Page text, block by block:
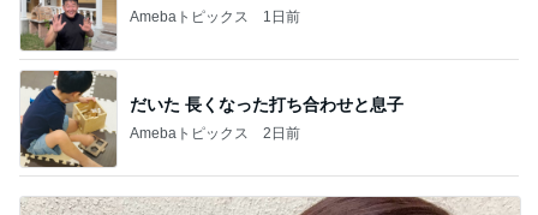
Amebaトピックス 1日前
だいた 長くなった打ち合わせと息子
Amebaトピックス 2日前